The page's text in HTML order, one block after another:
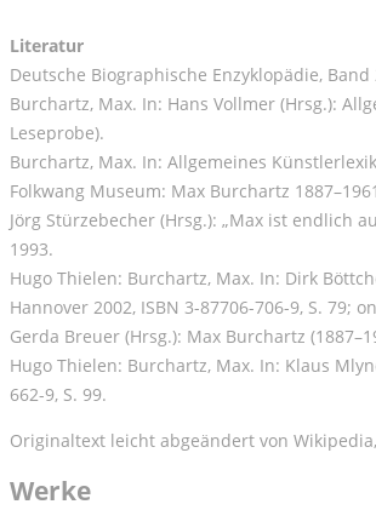
Literatur
Deutsche Biographische Enzyklopädie, Band
Burchartz, Max. In: Hans Vollmer (Hrsg.):
Leseprobe).
Burchartz, Max. In: Allgemeines
Folkwang Museum: Max Burchartz
Jörg Stürzebecher (Hrsg.): „Max ist endlich
1993.
Hugo Thielen: Burchartz, Max. In: Dirk
Hannover 2002, ISBN 3-87706-706-9, S. 79;
Gerda Breuer (Hrsg.): Max Burchartz
Hugo Thielen: Burchartz, Max. In: Klaus
662-9, S. 99.
Originaltext leicht abgeändert von
Werke